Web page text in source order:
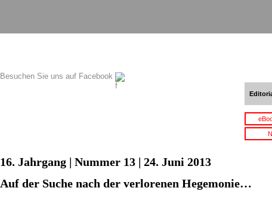
Besuchen Sie uns auf Facebook
16. Jahrgang | Nummer 13 | 24. Juni 2013
Auf der Suche nach der verlorenen Hegemonie…